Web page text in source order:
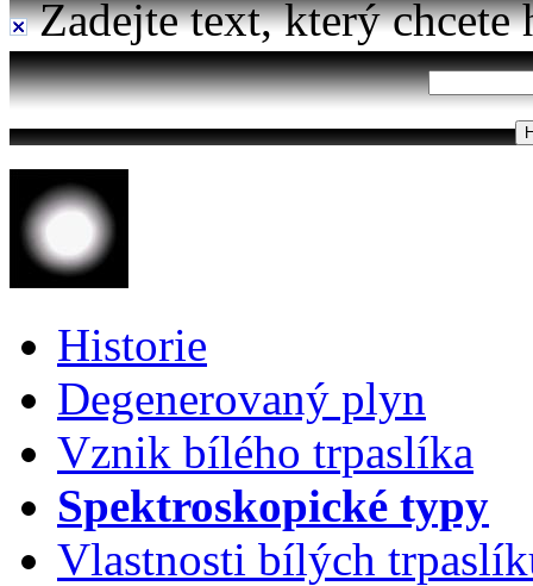
Zadejte text, který chcete
Historie
Degenerovaný plyn
Vznik bílého trpaslíka
Spektroskopické typy
Vlastnosti bílých